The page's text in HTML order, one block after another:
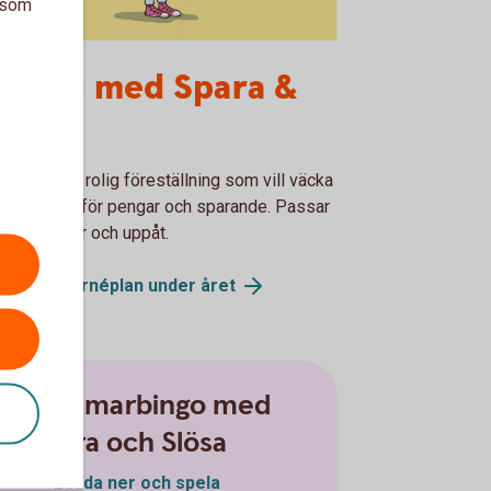
med Spara &
och rolig föreställning som vill väcka
intresse för pengar och sparande. Passar
från fem år och uppåt.
turnéplan under året
Sommarbingo med
Spara och Slösa
Ladda ner och spela